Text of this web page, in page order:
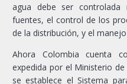
agua debe ser controlada
fuentes, el control de los
de la distribución, y el
Ahora Colombia cuenta
expedida por el Ministerio
se establece el Sistema